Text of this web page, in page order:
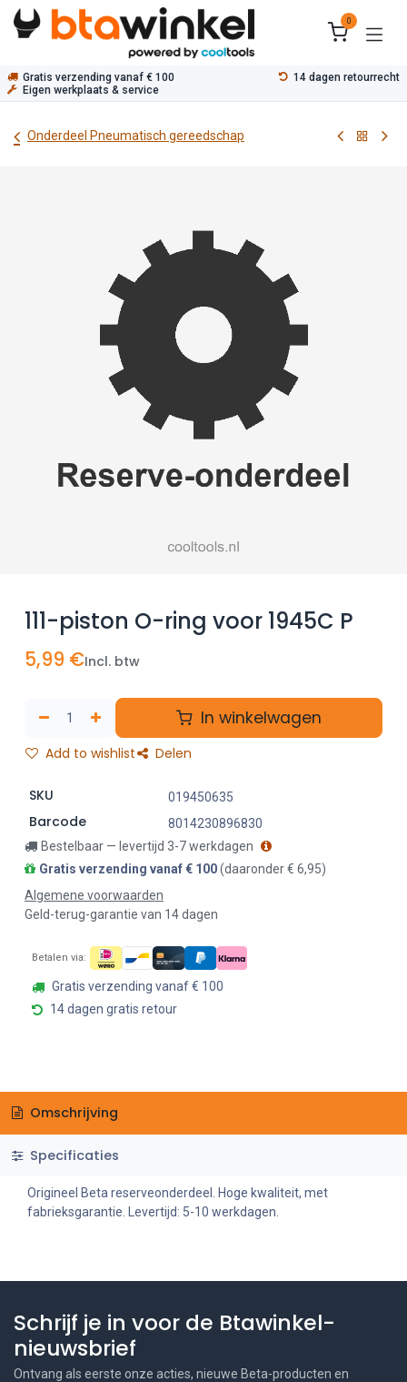
Overslaan naar inhoud
0
Gratis verzending vanaf € 100
14 dagen retourrecht
Eigen werkplaats & service
Onderdeel Pneumatisch gereedschap
111-piston O-ring voor 1945C P
5,99 €Incl. btw
In winkelwagen
Add to wishlist Delen
SKU 019450635
Barcode
8014230896830
Bestelbaar — levertijd 3-7 werkdagen
Gratis verzending vanaf € 100(daaronder € 6,95)
Algemene voorwaarden
Geld-terug-garantie van 14 dagen
Betalen via:
Gratis verzending vanaf € 100
14 dagen gratis retour
Omschrijving
Specificaties
Origineel Beta reserveonderdeel. Hoge kwaliteit, met
fabrieksgarantie. Levertijd: 5-10 werkdagen.
Schrijf je in voor de Btawinkel-
nieuwsbrief
Ontvang als eerste onze acties, nieuwe Beta-producten en